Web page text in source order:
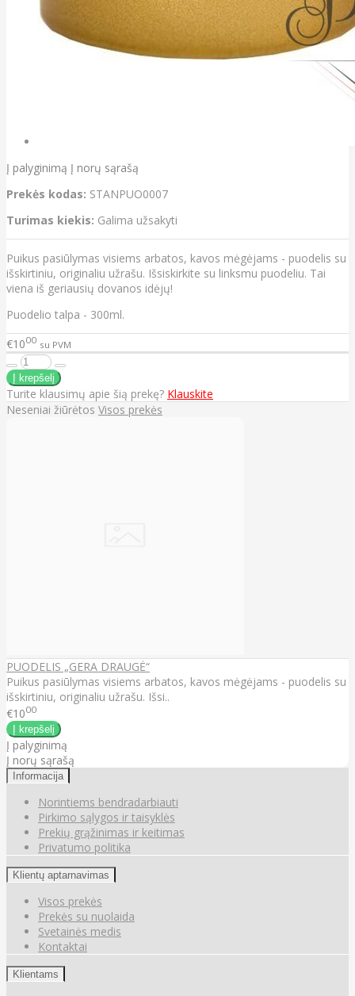
Į palyginimą Į norų sąrašą
Prekės kodas: STANPUO0007
Turimas kiekis: Galima užsakyti
Puikus pasiūlymas visiems arbatos, kavos mėgėjams - puodelis su
išskirtiniu, originaliu užrašu. Išsiskirkite su linksmu puodeliu. Tai
viena iš geriausių dovanos idėjų!
Puodelio talpa - 300ml.
€1000 su PVM
Turite klausimų apie šią prekę? Klauskite
Neseniai žiūrėtos Visos prekės
PUODELIS „GERA DRAUGĖ“
Puikus pasiūlymas visiems arbatos, kavos mėgėjams - puodelis su
išskirtiniu, originaliu užrašu. Išsi..
€1000
Į palyginimą
Į norų sąrašą
Informacija
Norintiems bendradarbiauti
Pirkimo sąlygos ir taisyklės
Prekių grąžinimas ir keitimas
Privatumo politika
Klientų aptarnavimas
Visos prekės
Prekės su nuolaida
Svetainės medis
Kontaktai
Klientams